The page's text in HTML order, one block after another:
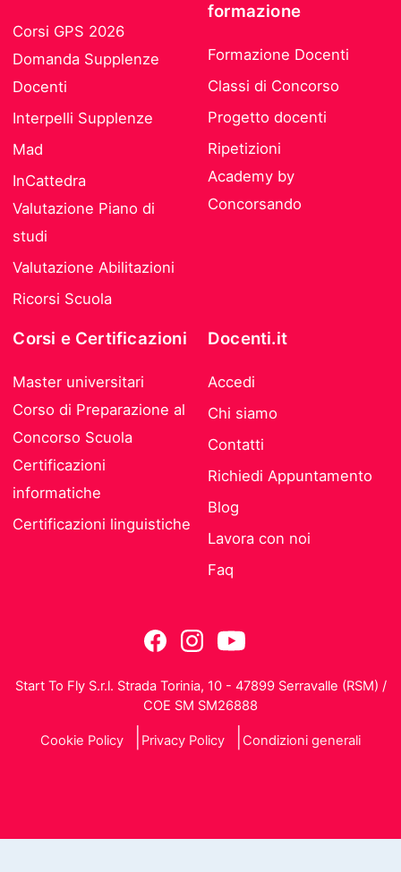
Corsi GPS 2026
Domanda Supplenze
Docenti
Interpelli Supplenze
Mad
InCattedra
Valutazione Piano di
studi
Valutazione Abilitazioni
Ricorsi Scuola
formazione
Formazione Docenti
Classi di Concorso
Progetto docenti
Ripetizioni
Academy by
Concorsando
Corsi e Certificazioni
Master universitari
Corso di Preparazione al
Concorso Scuola
Certificazioni
informatiche
Certificazioni linguistiche
Docenti.it
Accedi
Chi siamo
Contatti
Richiedi Appuntamento
Blog
Lavora con noi
Faq
Start To Fly S.r.l. Strada Torinia, 10 - 47899 Serravalle (RSM) /
COE SM SM26888
Cookie Policy Privacy Policy Condizioni generali